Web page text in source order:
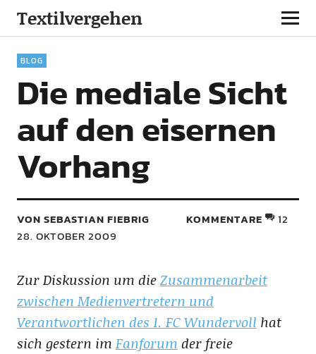
Textilvergehen
BLOG
Die mediale Sicht
auf den eisernen
Vorhang
VON SEBASTIAN FIEBRIG
28. OKTOBER 2009
KOMMENTARE 12
Zur Diskussion um dieZusammenarbeit
zwischen Medienvertretern und
Verantwortlichen des 1. FC Wundervoll hat
sich gestern im Fanforum der freie